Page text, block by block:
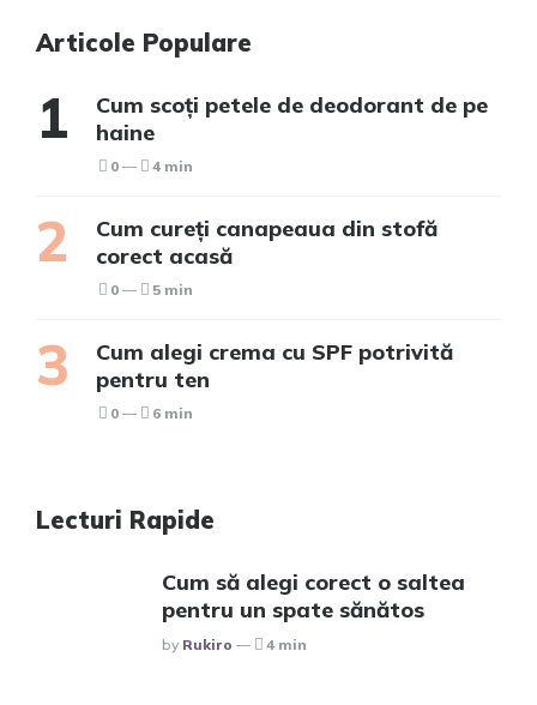
Articole Populare
Cum scoți petele de deodorant de pe
haine
0 4 min
Cum cureți canapeaua din stofă
corect acasă
0 5 min
Cum alegi crema cu SPF potrivită
pentru ten
0 6 min
Lecturi Rapide
Cum să alegi corect o saltea
pentru un spate sănătos
Posted
By Rukiro 4 min